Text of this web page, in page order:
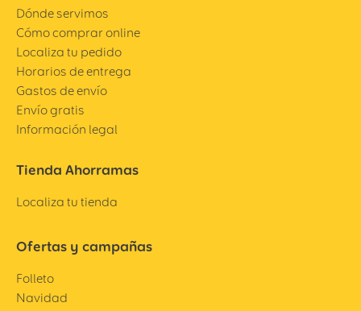
Dónde servimos
Cómo comprar online
Localiza tu pedido
Horarios de entrega
Gastos de envío
Envío gratis
Información legal
Tienda Ahorramas
Localiza tu tienda
Ofertas y campañas
Folleto
Navidad